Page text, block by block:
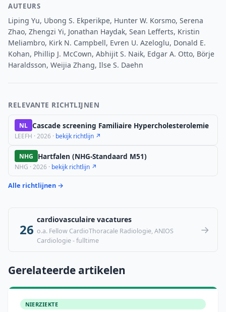
AUTEURS
Liping Yu, Ubong S. Ekperikpe, Hunter W. Korsmo, Serena
Zhao, Zhengzi Yi, Jonathan Haydak, Sean Lefferts, Kristin
Meliambro, Kirk N. Campbell, Evren U. Azeloglu, Donald E.
Kohan, Phillip J. McCown, Abhijit S. Naik, Edgar A. Otto, Börje
Haraldsson, Weijia Zhang, Ilse S. Daehn
RELEVANTE RICHTLIJNEN
NL Cascade screening Familiaire Hypercholesterolemie
LEEFH · 2026 · bekijk richtlijn ↗
NHG Hartfalen (NHG-Standaard M51)
NHG · 2026 · bekijk richtlijn ↗
Alle richtlijnen →
26
cardiovasculaire vacatures
o.a. Fellow CardioThoracale Radiologie, ANIOS
Cardiologie - fulltime
→
Gerelateerde artikelen
NIERZIEKTE